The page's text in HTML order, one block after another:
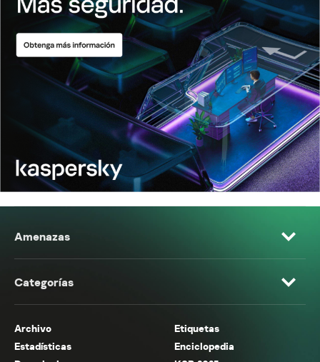
Amenazas
Categorías
Archivo
Etiquetas
Estadísticas
Enciclopedia